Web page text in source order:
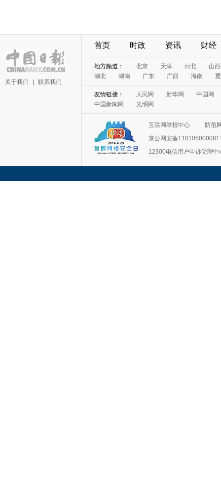
关于我们 联系我们
首页 时政 资讯 财经
地方频道： 北京 天津 河北
山西
湖北
湖南 广东 广西 海南
友情链接： 人民网 新华网
中国网
中国新闻网
光明网
互联网举报中心
防范
京公网安备110105000081
12300电信用户申诉受理中